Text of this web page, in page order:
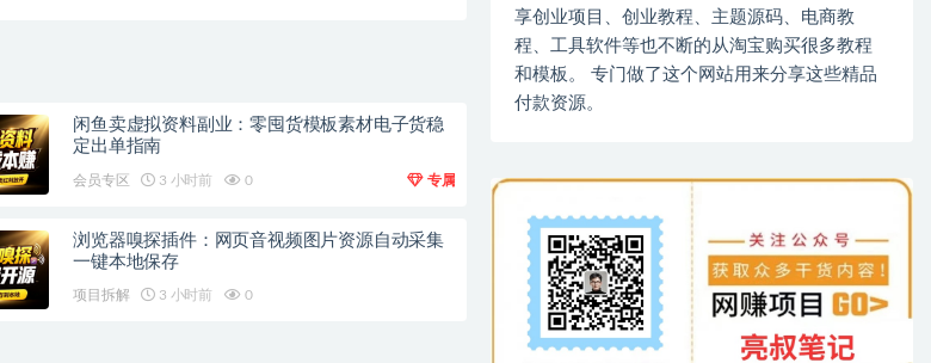
闲鱼卖虚拟资料副业：零囤货模板素材电子货稳
定出单指南
会员专区 3 小时前 0 专属
浏览器嗅探插件：网页音视频图片资源自动采集
一键本地保存
项目拆解 3 小时前 0
享创业项目、创业教程、主题源码、电商教
程、工具软件等也不断的从淘宝购买很多教程
和模板。 专门做了这个网站用来分享这些精品
付款资源。